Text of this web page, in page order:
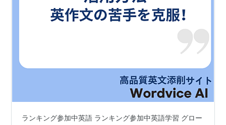
ランキング参加中英語 ランキング参加中英語学習 グロー